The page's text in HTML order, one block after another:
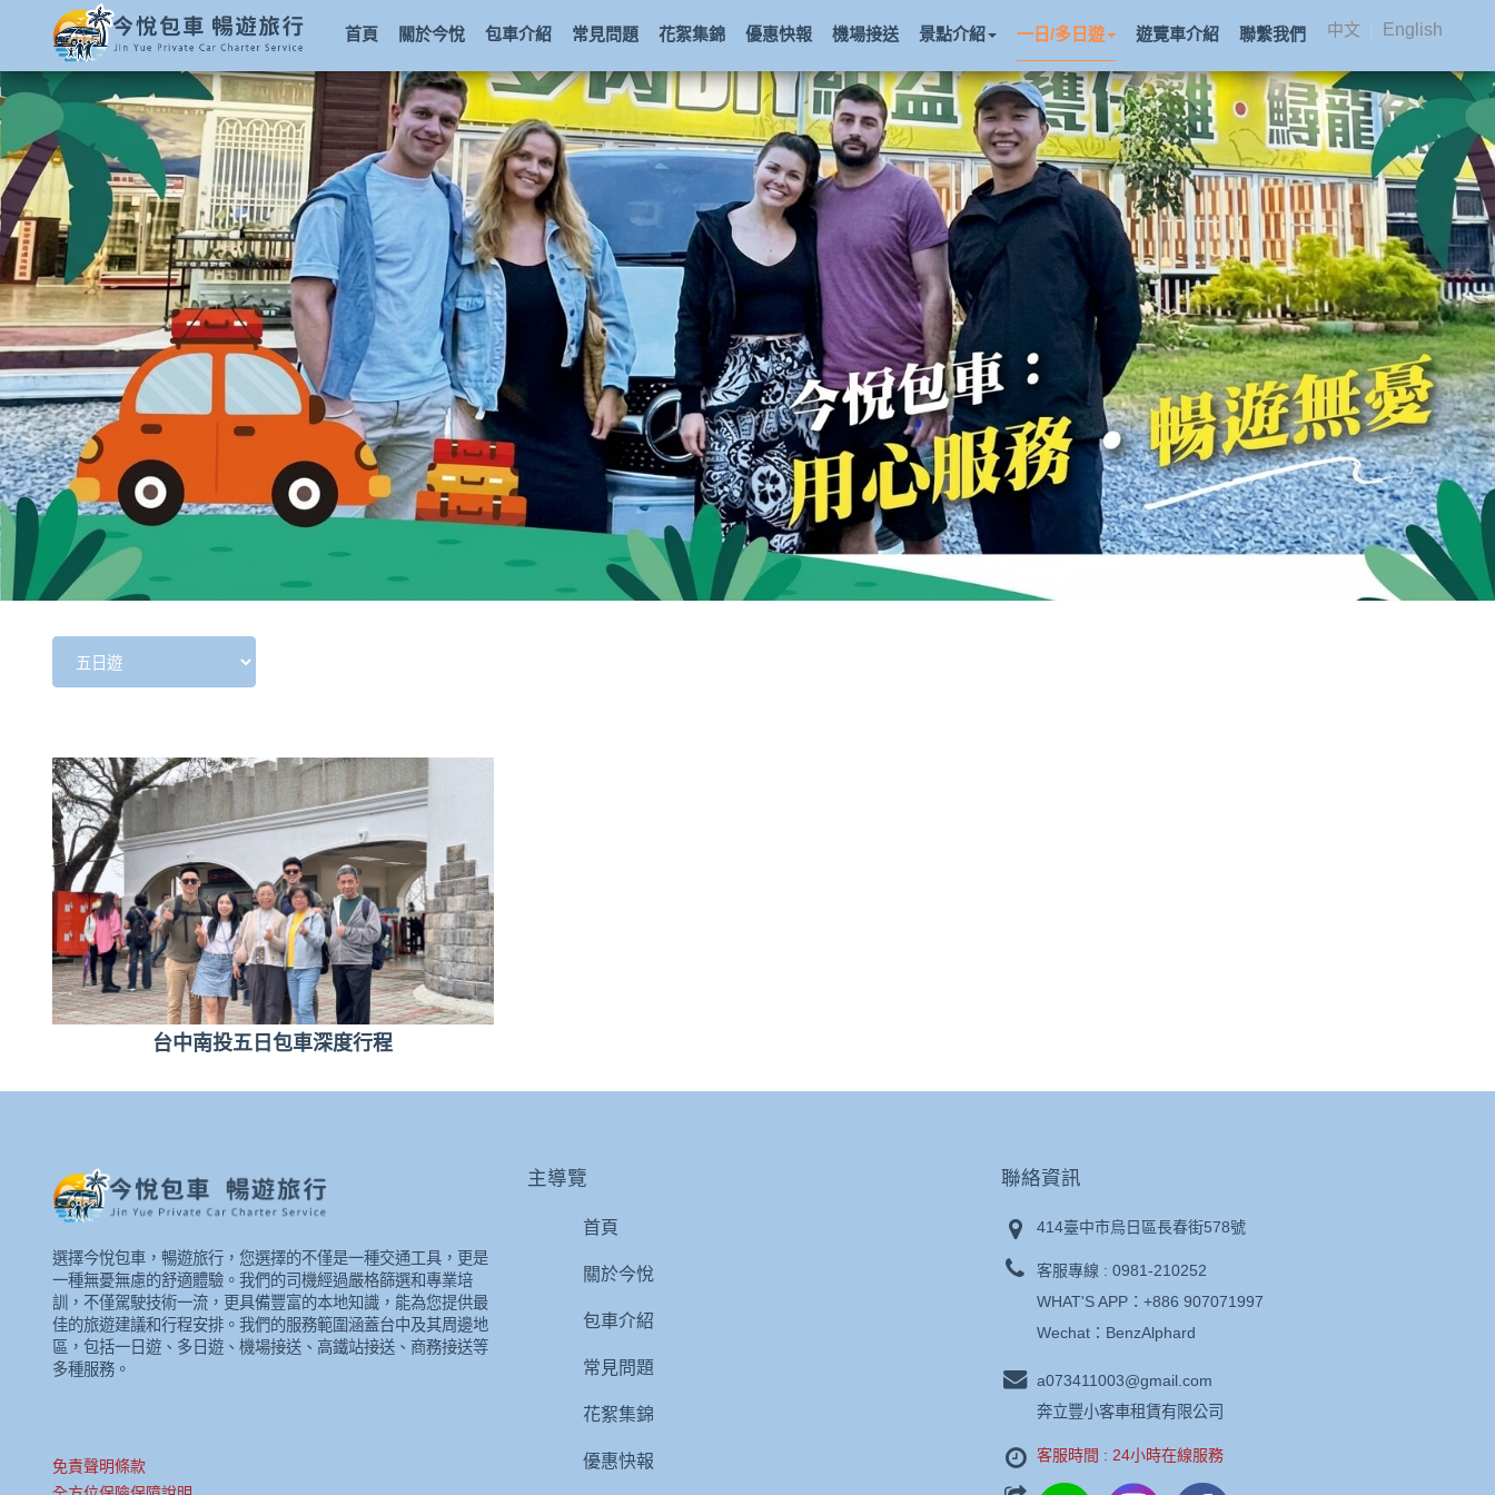
首頁 關於今悅 包車介紹 常見問題 花絮集錦 優惠快報 機場接送 景點介紹 一日/多日遊 遊覽車介紹 聯繫我們 中文 | English
台中南投五日包車深度行程
選擇今悅包車，暢遊旅行，您選擇的不僅是一種交通工具，更是
一種無憂無慮的舒適體驗。我們的司機經過嚴格篩選和專業培
訓，不僅駕駛技術一流，更具備豐富的本地知識，能為您提供最
佳的旅遊建議和行程安排。我們的服務範圍涵蓋台中及其周邊地
區，包括一日遊、多日遊、機場接送、高鐵站接送、商務接送等
多種服務。
免責聲明條款
主導覽
首頁
關於今悅
包車介紹
常見問題
花絮集錦
優惠快報
聯絡資訊
414臺中市烏日區長春街578號
客服專線 :0981-210252
WHAT'S APP：+886 907071997
Wechat：BenzAlphard
a073411003@gmail.com
奔立豐小客車租賃有限公司
客服時間 : 24小時在線服務